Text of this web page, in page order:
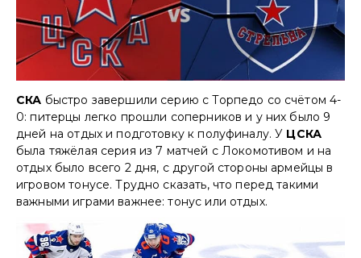
СКА быстро завершили серию с Торпедо со счётом 4-
0: питерцы легко прошли соперников и у них было 9
дней на отдых и подготовку к полуфиналу. У ЦСКА
была тяжёлая серия из 7 матчей с Локомотивом и на
отдых было всего 2 дня, с другой стороны армейцы в
игровом тонусе. Трудно сказать, что перед такими
важными играми важнее: тонус или отдых.